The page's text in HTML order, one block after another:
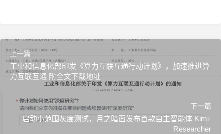
上一篇
工业和信息化部印发《算力互联互通行动计划》，加速推进算
力互联互通 附全文下载地址
下一篇
启动小范围灰度测试，月之暗面发布首款自主智能体 Kimi-
Researcher